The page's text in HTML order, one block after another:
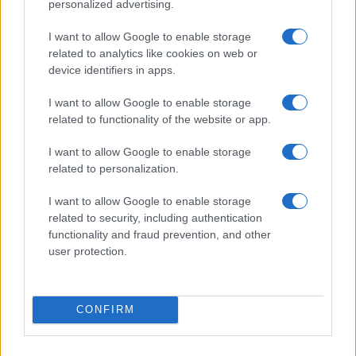
personalized advertising.
I want to allow Google to enable storage
related to analytics like cookies on web or
device identifiers in apps.
I want to allow Google to enable storage
related to functionality of the website or app.
I want to allow Google to enable storage
related to personalization.
I want to allow Google to enable storage
related to security, including authentication
functionality and fraud prevention, and other
user protection.
CONFIRM
l’acquisto del Psg da parte del
, dell’aumento dei qatarioti nella
partecipazione azionaria del gruppoLagardére
della creazione del canale
cambio di una promessa: che Platini votasse per il
Qatar e non per gli Stati Uniti, come aveva
viene quindi assegnata al Qatar che batte la
fortissima concorrenza di Stati Uniti ma anche di
Corea del Sud, Australia e Giappone.”
Il boicottaggio dovrebbe essere seguito, a mio
non sanno che per refrigerare gli stadi situati in
pratica nel deserto a 40 gradi di calore esterno, il